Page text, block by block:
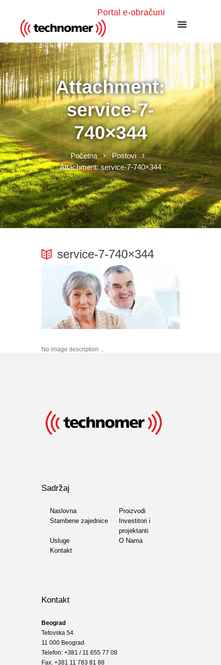
Portal e-obračuni
Attachment:
service-7-
740×344
Početna
Postovi
Attachment: service-7-740×344
service-7-740×344
No image description ...
Sadržaj
Naslovna
Proizvodi
Stambene zajednice
Investitori i
projektanti
Usluge
O Nama
Kontakt
Kontakt
Beograd
Tetovska 54
11 000 Beograd
Telefon: +381 / 11 655 77 08
Fax: +381 11 783 81 88